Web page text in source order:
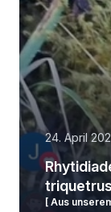
24. April
triquetrus
[ Aus